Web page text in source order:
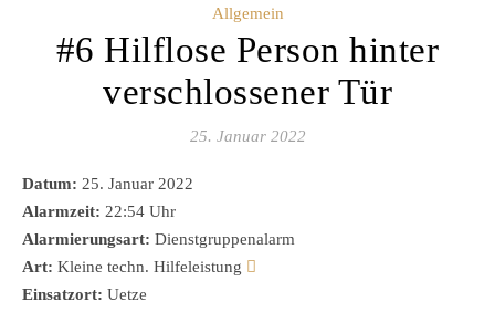
Allgemein
#6 Hilflose Person hinter
verschlossener Tür
25. Januar 2022
Datum: 25. Januar 2022
Alarmzeit: 22:54 Uhr
Alarmierungsart: Dienstgruppenalarm
Art: Kleine techn. Hilfeleistung
Einsatzort: Uetze